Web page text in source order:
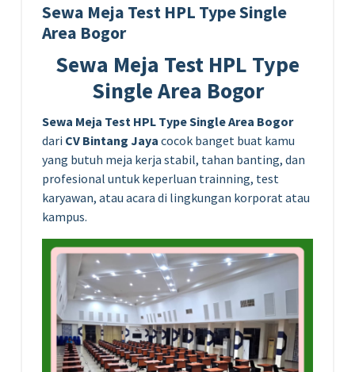
Sewa Meja Test HPL Type Single
Area Bogor
Sewa Meja Test HPL Type
Single Area Bogor
Sewa Meja Test HPL Type Single Area Bogor
dari CV Bintang Jaya cocok banget buat kamu
yang butuh meja kerja stabil, tahan banting, dan
profesional untuk keperluan trainning, test
karyawan, atau acara di lingkungan korporat atau
kampus.